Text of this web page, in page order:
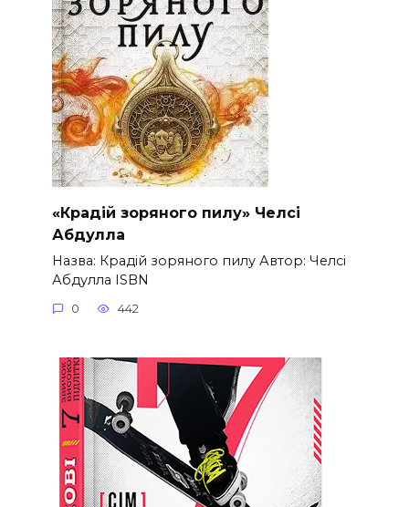
«Крадій зоряного пилу» Челсі
Абдулла
Назва: Крадій зоряного пилу Автор: Челсі
Абдулла ISBN
0 442